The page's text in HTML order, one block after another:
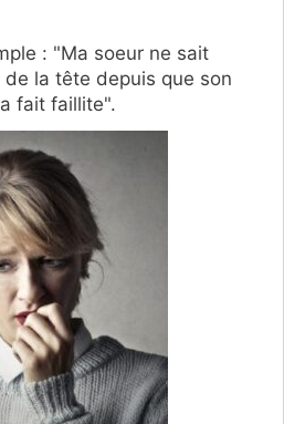
: "Ma soeur ne sait
de la tête depuis que son
fait faillite".